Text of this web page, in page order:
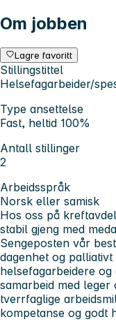
Om jobben
Lagre favoritt
Stillingstittel
Helsefagarbeider/
Type ansettelse
Fast, heltid 100%
Antall stillinger
2
Arbeidsspråk
Norsk eller samisk
Hos oss på
stabil gjeng med
Sengeposten vår
dagenhet og
helsefagarbeidere
samarbeid med
tverrfaglige
kompetanse og godt